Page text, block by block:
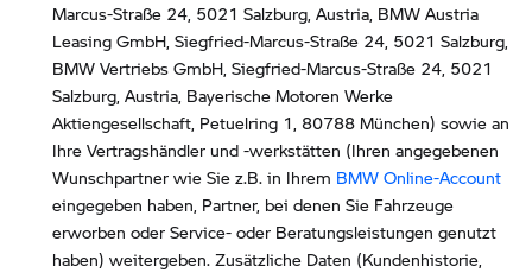
Marcus-Straße 24, 5021 Salzburg, Austria, BMW Austria
Leasing GmbH, Siegfried-Marcus-Straße 24, 5021 Salzburg,
BMW Vertriebs GmbH, Siegfried-Marcus-Straße 24, 5021
Salzburg, Austria, Bayerische Motoren Werke
Aktiengesellschaft, Petuelring 1, 80788 München) sowie an
Ihre Vertragshändler und -werkstätten (Ihren angegebenen
Wunschpartner wie Sie z.B. in Ihrem BMW Online-Account
eingegeben haben, Partner, bei denen Sie Fahrzeuge
erworben oder Service- oder Beratungsleistungen genutzt
haben) weitergeben. Zusätzliche Daten (Kundenhistorie,